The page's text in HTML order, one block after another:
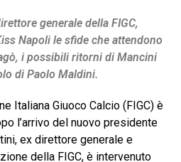
generale della FIGC,
Napoli le sfide che attendono
i possibili ritorni di Mancini
di Paolo Maldini.
Italiana Giuoco Calcio (FIGC) è
l’arrivo del nuovo presidente
ex direttore generale e
della FIGC, è intervenuto